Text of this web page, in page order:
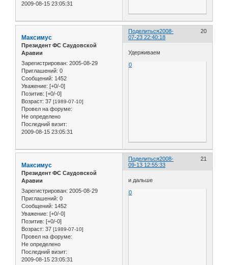
2009-08-15 23:05:31
Поделиться 20
2008-
07-23 22:40:18
Максимус
Президент ФС Саудовской
Аравии
Зарегистрирован: 2005-08-29
Приглашений: 0
Сообщений: 1452
Уважение: [+0/-0]
Позитив: [+0/-0]
Возраст: 37 [1989-07-10]
Провел на форуме:
Не определено
Последний визит:
2009-08-15 23:05:31
Удерживаем
0
Поделиться 21
2008-
09-13 12:55:33
Максимус
Президент ФС Саудовской
Аравии
Зарегистрирован: 2005-08-29
Приглашений: 0
Сообщений: 1452
Уважение: [+0/-0]
Позитив: [+0/-0]
Возраст: 37 [1989-07-10]
Провел на форуме:
Не определено
Последний визит:
2009-08-15 23:05:31
и дальше
0